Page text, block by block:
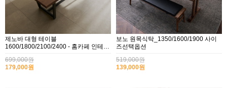
제노바 대형 테이블
1600/1800/2100/2400 - 홈카페 인테리
699,000원
179,000원
보노 원목식탁_1350/1600/1900 사이
즈선택옵션
519,000원
139,000원